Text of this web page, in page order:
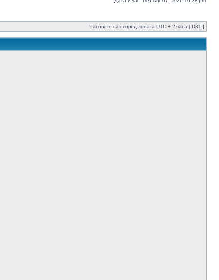
Часовете са според зоната UTC + 2 часа [ DST ]